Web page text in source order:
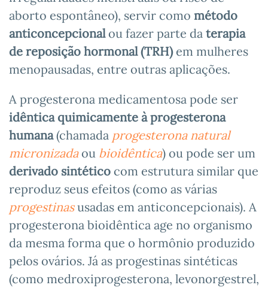
aborto espontâneo), servir como método
anticoncepcionalou fazer parte da terapia
de reposição hormonal (TRH)em mulheres
menopausadas, entre outras aplicações.
A progesterona medicamentosa pode ser
idêntica quimicamente à progesterona
humana(chamada progesterona natural
micronizadaou bioidêntica) ou pode ser um
derivado sintético com estrutura similar que
reproduz seus efeitos (como as várias
progestinasusadas em anticoncepcionais). A
progesterona bioidêntica age no organismo
da mesma forma que o hormônio produzido
pelos ovários. Já as progestinas sintéticas
(como medroxiprogesterona, levonorgestrel,